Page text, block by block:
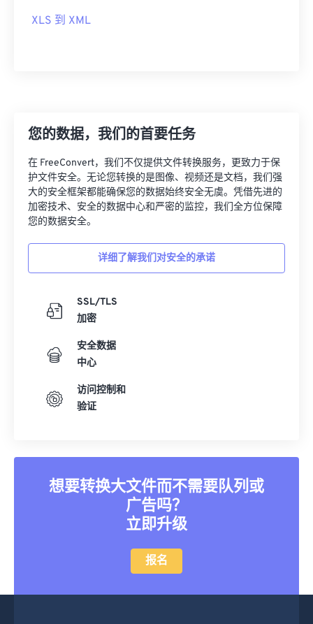
XLS 到 XML
您的数据，我们的首要任务
在 FreeConvert，我们不仅提供文件转换服务，更致力于保
护文件安全。无论您转换的是图像、视频还是文档，我们强
大的安全框架都能确保您的数据始终安全无虞。凭借先进的
加密技术、安全的数据中心和严密的监控，我们全方位保障
您的数据安全。
详细了解我们对安全的承诺
SSL/TLS
加密
安全数据
中心
访问控制和
验证
想要转换大文件而不需要队列或
广告吗？
立即升级
报名